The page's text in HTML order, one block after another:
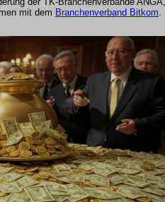
mit dem Branchenverband Bitkom.